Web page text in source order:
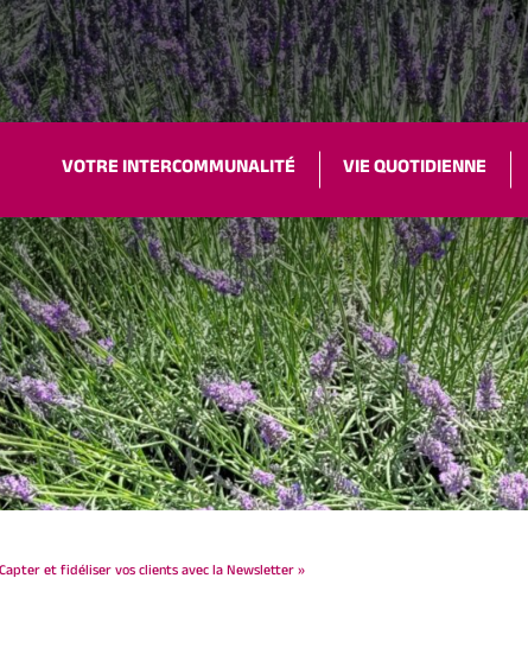
VOTRE INTERCOMMUNALITÉ VIE QUOTIDIENNE
et fidéliser vos clients avec la Newsletter »